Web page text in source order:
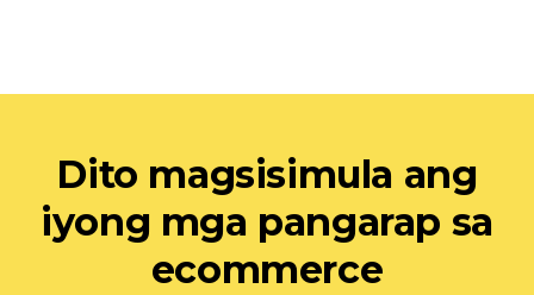
Dito magsisimula ang
iyong mga pangarap sa
ecommerce